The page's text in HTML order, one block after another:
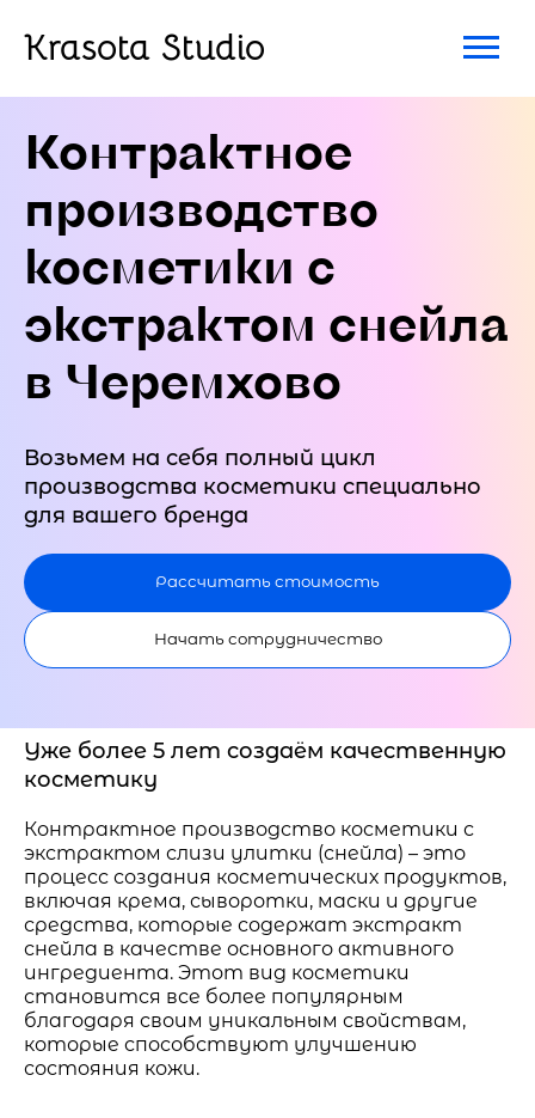
Krasota Studio
Контрактное
производство
косметики с
экстрактом снейла
в Черемхово
Возьмем на себя полный цикл
производства косметики специально
для вашего бренда
Рассчитать стоимость
Начать сотрудничество
Уже более 5 лет создаём качественную
косметику
Контрактное производство косметики с
экстрактом слизи улитки (снейла) – это
процесс создания косметических продуктов,
включая крема, сыворотки, маски и другие
средства, которые содержат экстракт
снейла в качестве основного активного
ингредиента. Этот вид косметики
становится все более популярным
благодаря своим уникальным свойствам,
которые способствуют улучшению
состояния кожи.